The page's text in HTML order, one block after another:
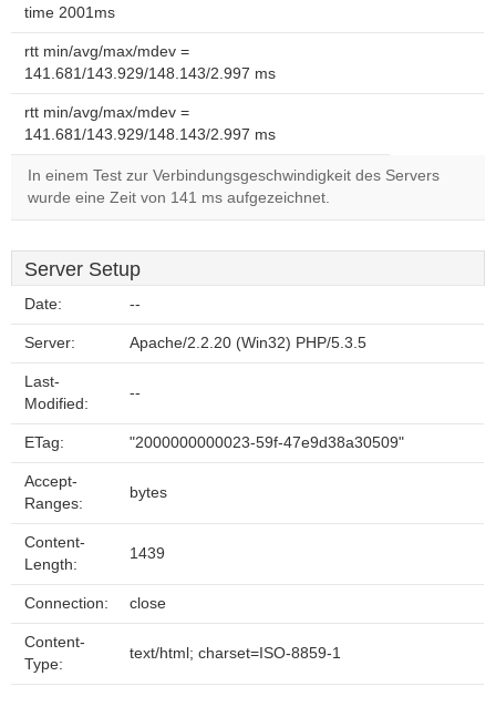
time 2001ms
rtt min/avg/max/mdev =
141.681/143.929/148.143/2.997 ms
rtt min/avg/max/mdev =
141.681/143.929/148.143/2.997 ms
In einem Test zur Verbindungsgeschwindigkeit des Servers
wurde eine Zeit von 141 ms aufgezeichnet.
Server Setup
Date: --
Server: Apache/2.2.20 (Win32) PHP/5.3.5
Last-
Modified:
--
ETag: "2000000000023-59f-47e9d38a30509"
Accept-
Ranges:
bytes
Content-
Length:
1439
Connection: close
Content-
Type:
text/html; charset=ISO-8859-1